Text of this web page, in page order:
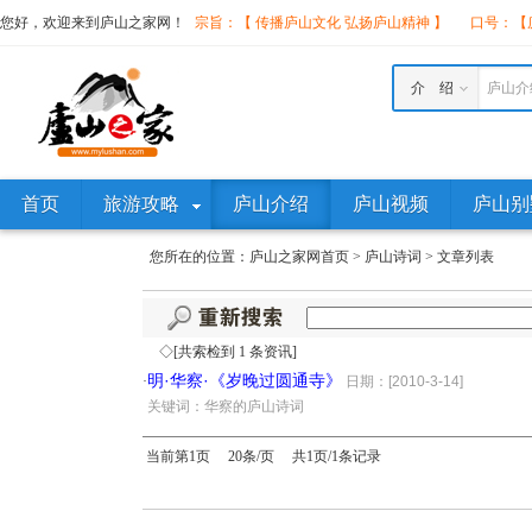
您好，欢迎来到庐山之家网！ 宗旨：【 传播庐山文化 弘扬庐山精神 】 口号：
庐山
介 绍
首页 旅游攻略 庐山介绍 庐山视频 庐山
您所在的位置： 庐山之家网首页 > 庐山诗词 > 文章列表
◇[共索检到 1 条资讯]
·明·华察·《岁晚过圆通寺》
日期：[2010-3-14]
关键词：华察的庐山诗词
当前第1页 20条/页 共1页/1条记录